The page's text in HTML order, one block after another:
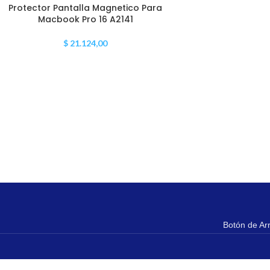
Protector Pantalla Magnetico Para
Macbook Pro 16 A2141
$ 21.124,00
Botón de